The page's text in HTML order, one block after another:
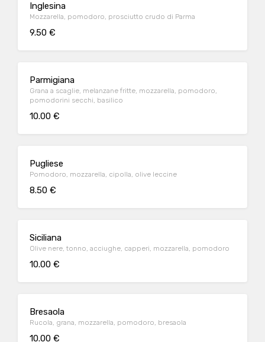
Inglesina
Mozzarella, pomodoro, prosciutto crudo di Parma
9.50 €
Parmigiana
Grana a scaglie, melanzane fritte, mozzarella, pomodoro,
pomodorini secchi, basilico
10.00 €
Pugliese
Pomodoro, mozzarella, cipolla, olive leccine
8.50 €
Siciliana
Olive nere, tonno, acciughe, capperi, mozzarella, pomodoro
10.00 €
Bresaola
Rucola, grana, mozzarella, pomodoro, bresaola
10.00 €